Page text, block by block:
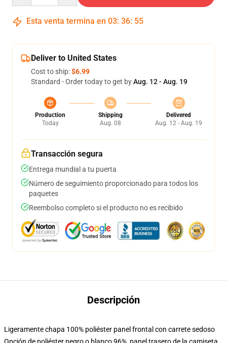
Esta venta termina en 03: 36: 54
Deliver to United States
Cost to ship:$6.99
Standard - Order today to get byAug. 12 - Aug. 19
Production
Today
Shipping
Aug. 08
Delivered
Aug. 12 - Aug. 19
Transacción segura
Entrega mundial a tu puerta
Número de seguimiento proporcionado para todos los
paquetes
Reembolso completo si el producto no es recibido
Descripción
Ligeramente chapa 100% poliéster panel frontal con carrete sedoso